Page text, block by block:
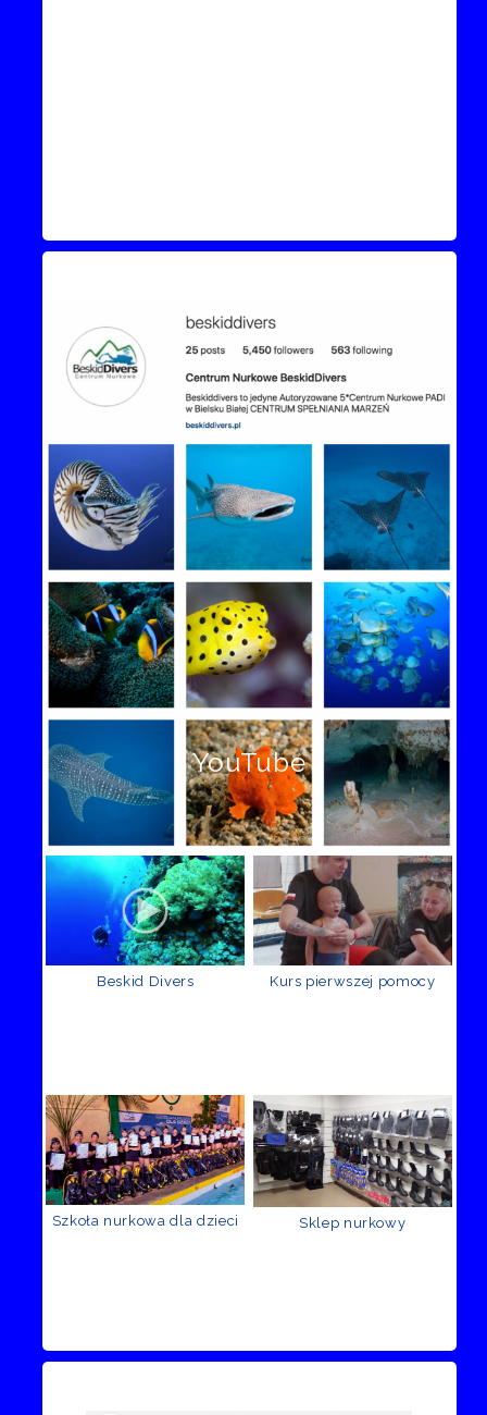
YouTube
Beskid Divers Kurs pierwszej pomocy
Szkoła nurkowa dla dzieci Sklep nurkowy